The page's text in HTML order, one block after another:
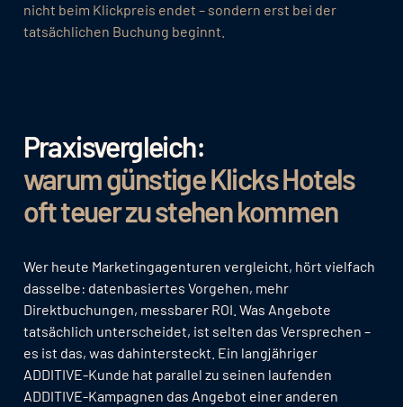
nicht beim Klickpreis endet – sondern erst bei der
tatsächlichen Buchung beginnt.
Praxisvergleich:
warum günstige Klicks Hotels
oft teuer zu stehen kommen
Wer heute Marketingagenturen vergleicht, hört vielfach
dasselbe: datenbasiertes Vorgehen, mehr
Direktbuchungen, messbarer ROI. Was Angebote
tatsächlich unterscheidet, ist selten das Versprechen –
es ist das, was dahintersteckt. Ein langjähriger
ADDITIVE-Kunde hat parallel zu seinen laufenden
ADDITIVE-Kampagnen das Angebot einer anderen